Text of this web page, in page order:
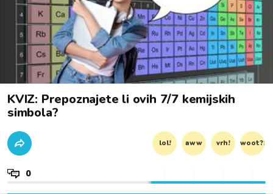
KVIZ: Prepoznajete li ovih 7/7 kemijskih
simbola?
lol! aww vrh! woot?!
0